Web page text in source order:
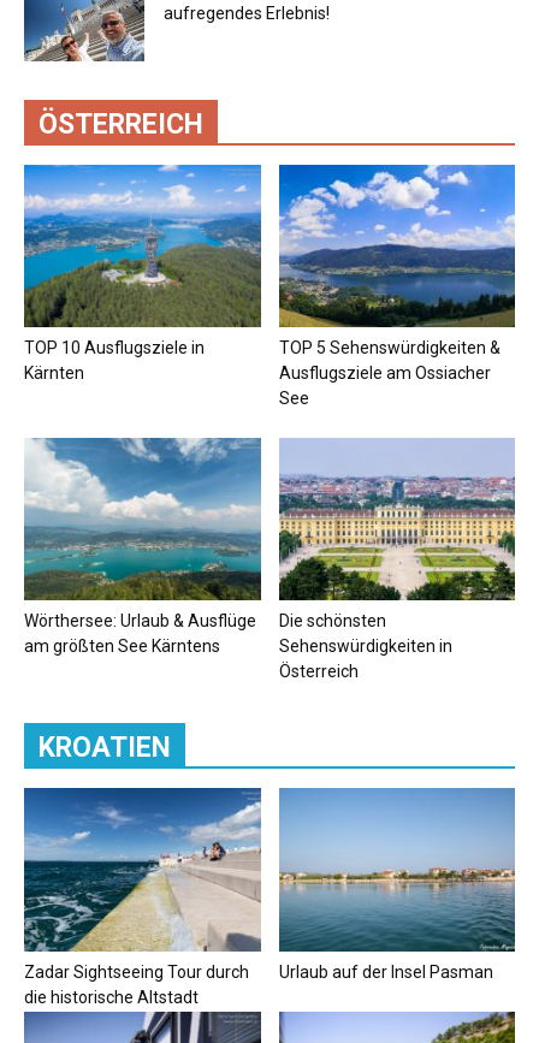
aufregendes Erlebnis!
ÖSTERREICH
TOP 10 Ausflugsziele in
Kärnten
TOP 5 Sehenswürdigkeiten &
Ausflugsziele am Ossiacher
See
Wörthersee: Urlaub & Ausflüge
am größten See Kärntens
Die schönsten
Sehenswürdigkeiten in
Österreich
KROATIEN
Zadar Sightseeing Tour durch
die historische Altstadt
Urlaub auf der Insel Pasman